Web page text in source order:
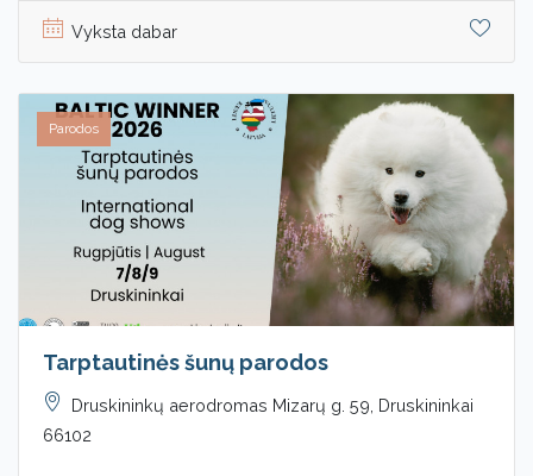
Vyksta dabar
Parodos
Tarptautinės šunų parodos
Druskininkų aerodromas Mizarų g. 59, Druskininkai
66102